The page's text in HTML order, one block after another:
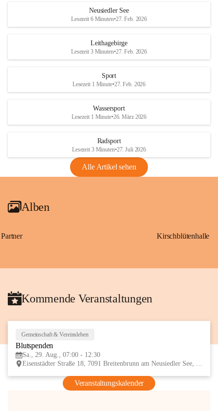
S
und den daraus folgenden wirtschaftlichen
Maßnahmen zur Bekämpfung
Rebe und der Amerikanischen
Anhang VBl. EU Nr. 18
1 Seite•1,4 MB
VBl. EU Nr. 18_2026
r
S
Neusiedler See
Lesezeit 6 Minuten•27. Feb. 2026
Leithagebirge
Lesezeit 3 Minuten•27. Feb. 2026
Sport
Lesezeit 1 Minute•27. Feb. 2026
Wassersport
Lesezeit 1 Minute•26. März 2026
Radsport
Lesezeit 3 Minuten•27. Juli 2026
Alle Artikel sehen
Alben
Partner Kirschblütenhalle
Kommende Veranstaltungen
Gemeinschaft & Vereinsleben
Blutspenden
Sa., 29. Aug., 07:00 - 12:30
Eisenstädter Straße 18, 7091 Breitenbrunn am Neusiedler See, AUT
Veranstaltungskalender